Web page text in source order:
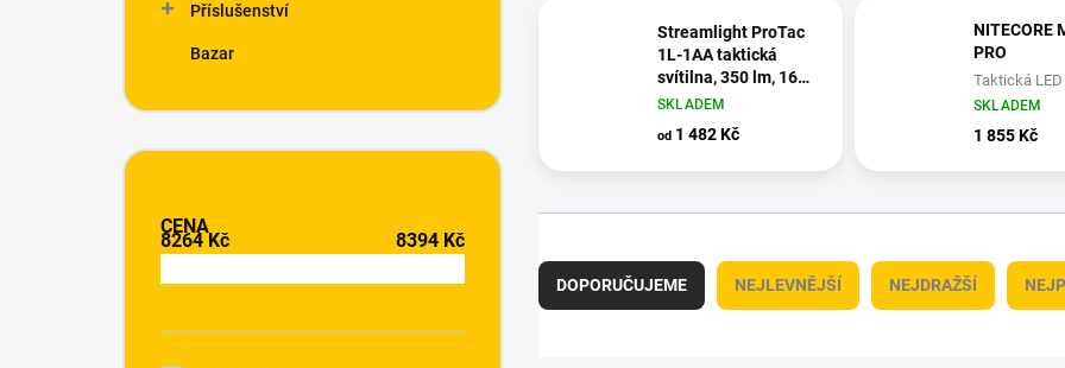
Příslušenství
Bazar
CENA
8264Kč 8394 Kč
Streamlight ProTac
1L-1AA taktická
svítilna, 350 lm, 160
m
SKLADEM
od 1 482 Kč
NITECORE
PRO
Taktická
1800lm,
SKLADEM
1 855 Kč
a
z
DOPORUČUJEME NEJLEVNĚJŠÍ NEJDRAŽŠÍ